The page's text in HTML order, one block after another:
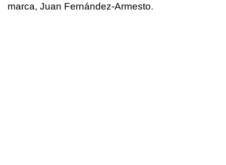
marca, Juan Fernández-Armesto.